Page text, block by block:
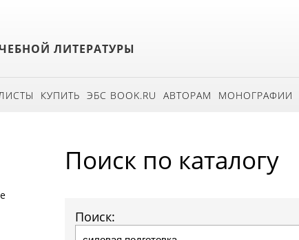
ЛИТЕРАТУРЫ
КУПИТЬ ЭБС BOOK.RU АВТОРАМ МОНОГРАФИИ
Поиск по каталогу
Поиск: